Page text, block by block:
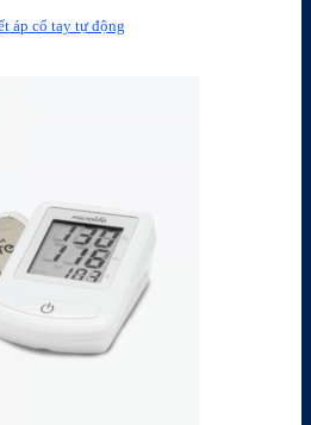
áp cổ tay tự động